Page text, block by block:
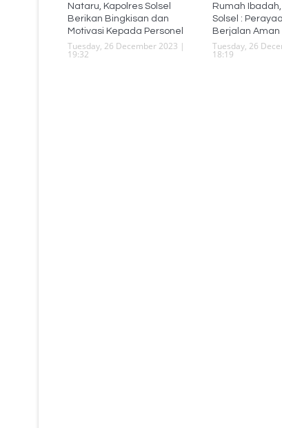
Nataru, Kapolres Solsel
Berikan Bingkisan dan
Motivasi Kepada Personel
Tuesday, 26 December 2023 |
19:32
Rumah
Solsel :
Berjalan Aman
Tuesday, 26
18:19